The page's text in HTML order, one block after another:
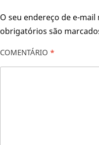
O seu endereço de e-
obrigatórios são
COMENTÁRIO *